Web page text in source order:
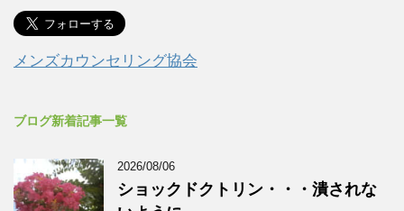
メンズカウンセリング協会
ブログ新着記事一覧
2026/08/06
ショックドクトリン・・・潰されな